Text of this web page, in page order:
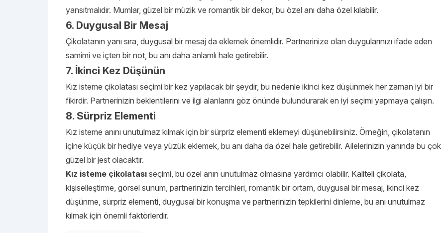
yansıtmalıdır. Mumlar, güzel bir müzik ve romantik bir dekor, bu özel anı daha özel kılabilir.
6. Duygusal Bir Mesaj
Çikolatanın yanı sıra, duygusal bir mesaj da eklemek önemlidir. Partnerinize olan duygularınızı ifade eden
samimi ve içten bir not, bu anı daha anlamlı hale getirebilir.
7. İkinci Kez Düşünün
Kız isteme çikolatası seçimi bir kez yapılacak bir şeydir, bu nedenle ikinci kez düşünmek her zaman iyi bir
fikirdir. Partnerinizin beklentilerini ve ilgi alanlarını göz önünde bulundurarak en iyi seçimi yapmaya çalışın.
8. Sürpriz Elementi
Kız isteme anını unutulmaz kılmak için bir sürpriz elementi eklemeyi düşünebilirsiniz. Örneğin, çikolatanın
içine küçük bir hediye veya yüzük eklemek, bu anı daha da özel hale getirebilir. Ailelerinizin yanında bu çok
güzel bir jest olacaktır.
Kız isteme çikolatası seçimi, bu özel anın unutulmaz olmasına yardımcı olabilir. Kaliteli çikolata,
kişiselleştirme, görsel sunum, partnerinizin tercihleri, romantik bir ortam, duygusal bir mesaj, ikinci kez
düşünme, sürpriz elementi, duygusal bir konuşma ve partnerinizin tepkilerini dinleme, bu anı unutulmaz
kılmak için önemli faktörlerdir.